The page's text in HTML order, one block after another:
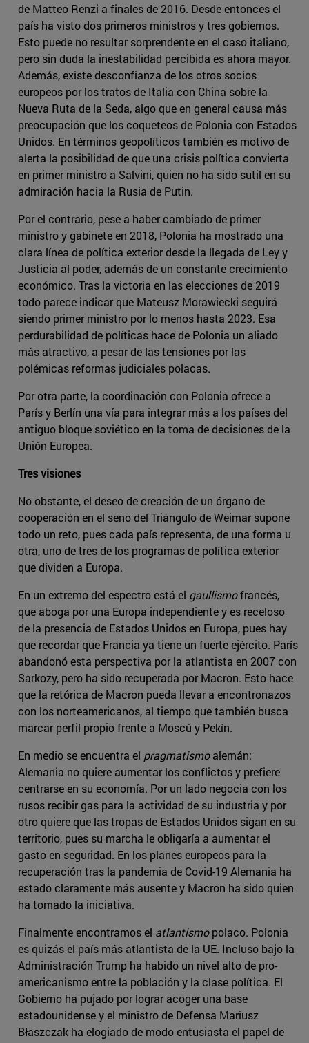
de Matteo Renzi a finales de 2016. Desde entonces el
país ha visto dos primeros ministros y tres gobiernos.
Esto puede no resultar sorprendente en el caso italiano,
pero sin duda la inestabilidad percibida es ahora mayor.
Además, existe desconfianza de los otros socios
europeos por los tratos de Italia con China sobre la
Nueva Ruta de la Seda, algo que en general causa más
preocupación que los coqueteos de Polonia con Estados
Unidos. En términos geopolíticos también es motivo de
alerta la posibilidad de que una crisis política convierta
en primer ministro a Salvini, quien no ha sido sutil en su
admiración hacia la Rusia de Putin.
Por el contrario, pese a haber cambiado de primer
ministro y gabinete en 2018, Polonia ha mostrado una
clara línea de política exterior desde la llegada de Ley y
Justicia al poder, además de un constante crecimiento
económico. Tras la victoria en las elecciones de 2019
todo parece indicar que Mateusz Morawiecki seguirá
siendo primer ministro por lo menos hasta 2023. Esa
perdurabilidad de políticas hace de Polonia un aliado
más atractivo, a pesar de las tensiones por las
polémicas reformas judiciales polacas.
Por otra parte, la coordinación con Polonia ofrece a
París y Berlín una vía para integrar más a los países del
antiguo bloque soviético en la toma de decisiones de la
Unión Europea.
Tres visiones
No obstante, el deseo de creación de un órgano de
cooperación en el seno del Triángulo de Weimar supone
todo un reto, pues cada país representa, de una forma u
otra, uno de tres de los programas de política exterior
que dividen a Europa.
En un extremo del espectro está el gaullismofrancés,
que aboga por una Europa independiente y es receloso
de la presencia de Estados Unidos en Europa, pues hay
que recordar que Francia ya tiene un fuerte ejército. París
abandonó esta perspectiva por la atlantista en 2007 con
Sarkozy, pero ha sido recuperada por Macron. Esto hace
que la retórica de Macron pueda llevar a encontronazos
con los norteamericanos, al tiempo que también busca
marcar perfil propio frente a Moscú y Pekín.
En medio se encuentra el pragmatismoalemán:
Alemania no quiere aumentar los conflictos y prefiere
centrarse en su economía. Por un lado negocia con los
rusos recibir gas para la actividad de su industria y por
otro quiere que las tropas de Estados Unidos sigan en su
territorio, pues su marcha le obligaría a aumentar el
gasto en seguridad. En los planes europeos para la
recuperación tras la pandemia de Covid-19 Alemania ha
estado claramente más ausente y Macron ha sido quien
ha tomado la iniciativa.
Finalmente encontramos el atlantismopolaco. Polonia
es quizás el país más atlantista de la UE. Incluso bajo la
Administración Trump ha habido un nivel alto de pro-
americanismo entre la población y la clase política. El
Gobierno ha pujado por lograr acoger una base
estadounidense y el ministro de Defensa Mariusz
Błaszczak ha elogiado de modo entusiasta el papel de